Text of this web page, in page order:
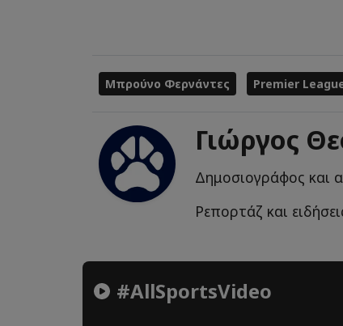
Μπρούνο Φερνάντες Premier
Γιώργος
Δημοσιογράφος και
Ρεπορτάζ και
#AllSportsVideo